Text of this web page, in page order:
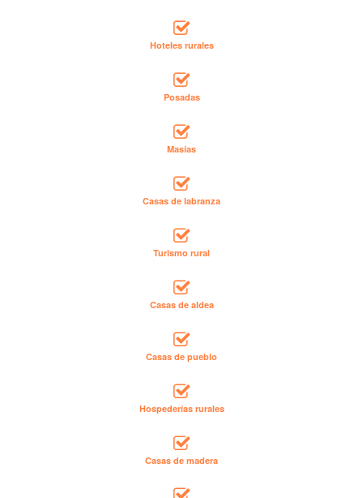
Hoteles rurales
Posadas
Masías
Casas de labranza
Turismo rural
Casas de aldea
Casas de pueblo
Hospederías rurales
Casas de madera